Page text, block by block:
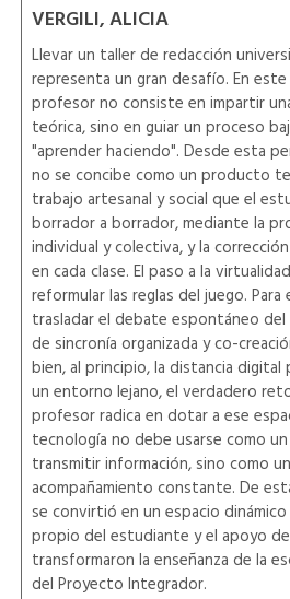
VERGILI, ALICIA
Llevar un taller de redacción
representa un gran desafío. En
profesor no consiste en impartir
teórica, sino en guiar un proceso
"aprender haciendo". Desde esta
no se concibe como un producto
trabajo artesanal y social que el
borrador a borrador, mediante la
individual y colectiva, y la
en cada clase. El paso a la
reformular las reglas del juego.
trasladar el debate espontáneo del
de sincronía organizada y co-
bien, al principio, la distancia
un entorno lejano, el verdadero
profesor radica en dotar a ese
tecnología no debe usarse como un
transmitir información, sino como
acompañamiento constante. De
se convirtió en un espacio
propio del estudiante y el apoyo
transformaron la enseñanza de la
del Proyecto Integrador.